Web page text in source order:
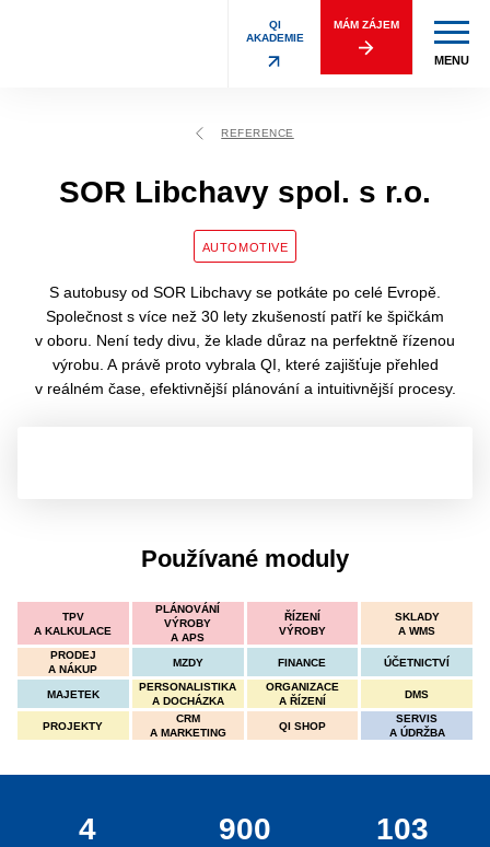
QI
AKADEMIE
MÁM ZÁJEM
MENU
REFERENCE
SOR Libchavy spol. s r.o.
AUTOMOTIVE
S autobusy od SOR Libchavy se potkáte po celé Evropě.
Společnost s více než 30 lety zkušeností patří ke špičkám
v oboru. Není tedy divu, že klade důraz na perfektně řízenou
výrobu. A právě proto vybrala QI, které zajišťuje přehled
v reálném čase, efektivnější plánování a intuitivnější procesy.
Používané moduly
TPV
A KALKULACE
PLÁNOVÁNÍ
VÝROBY
A APS
ŘÍZENÍ
VÝROBY
SKLADY
A WMS
PRODEJ
A NÁKUP
MZDY FINANCE ÚČETNICTVÍ
MAJETEK
PERSONALISTIKA
A DOCHÁZKA
ORGANIZACE
A ŘÍZENÍ
DMS
PROJEKTY
CRM
A MARKETING
QI SHOP
SERVIS
A ÚDRŽBA
4 900 103